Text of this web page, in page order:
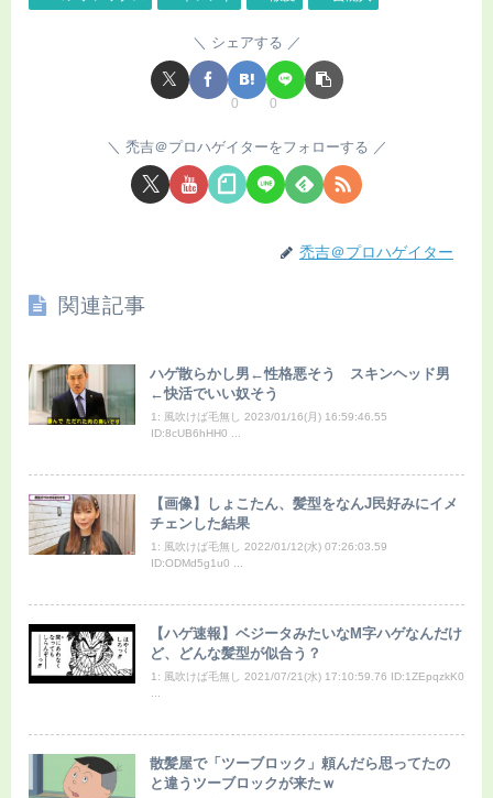
シェアする
0 0
禿吉＠プロハゲイターをフォローする
禿吉＠プロハゲイター
関連記事
ハゲ散らかし男←性格悪そう スキンヘッド男
←快活でいい奴そう
1: 風吹けば毛無し 2023/01/16(月) 16:59:46.55
ID:8cUB6hHH0 ...
【画像】しょこたん、髪型をなんJ民好みにイメ
チェンした結果
1: 風吹けば毛無し 2022/01/12(水) 07:26:03.59
ID:ODMd5g1u0 ...
【ハゲ速報】ベジータみたいなM字ハゲなんだけ
ど、どんな髪型が似合う？
1: 風吹けば毛無し 2021/07/21(水) 17:10:59.76 ID:1ZEpqzkK0
...
散髪屋で「ツーブロック」頼んだら思ってたの
と違うツーブロックが来たｗ